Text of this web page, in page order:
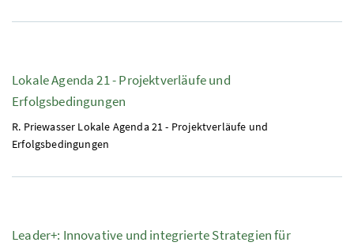
Lokale Agenda 21 - Projektverläufe und
Erfolgsbedingungen
R. Priewasser Lokale Agenda 21 - Projektverläufe und
Erfolgsbedingungen
Leader+: Innovative und integrierte Strategien für